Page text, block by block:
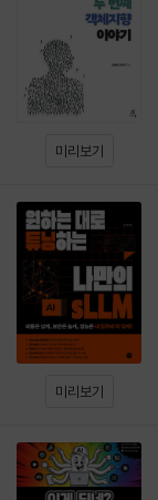
미리보기
미리보기